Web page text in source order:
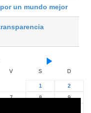
un mundo mejor
V S D
1
2
7 8
9